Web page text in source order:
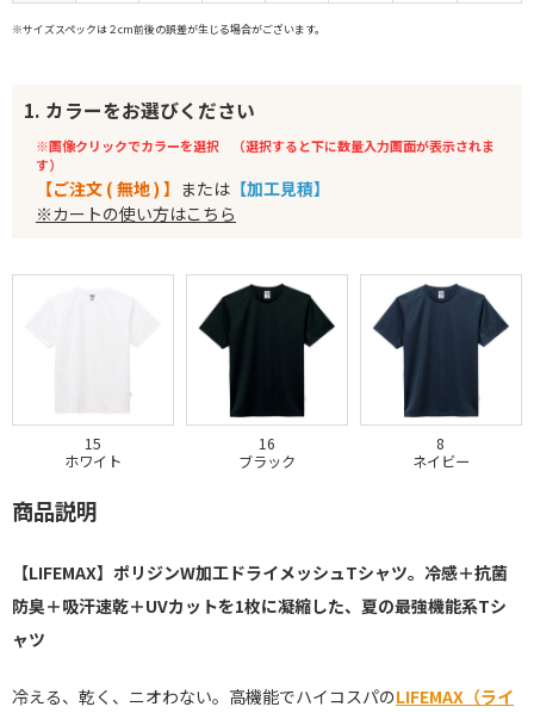
※サイズスペックは２cm前後の誤差が生じる場合がございます。
1. カラーをお選びください
※画像クリックでカラーを選択 （選択すると下に数量入力画面が表示されま
す）
【ご注文 ( 無地 ) 】 または 【加工見積】
※カートの使い方はこちら
15
ホワイト
16
ブラック
8
ネイビー
商品説明
【LIFEMAX】ポリジンW加工ドライメッシュTシャツ。冷感＋抗菌
防臭＋吸汗速乾＋UVカットを1枚に凝縮した、夏の最強機能系Tシ
ャツ
冷える、乾く、ニオわない。高機能でハイコスパのLIFEMAX（ライ